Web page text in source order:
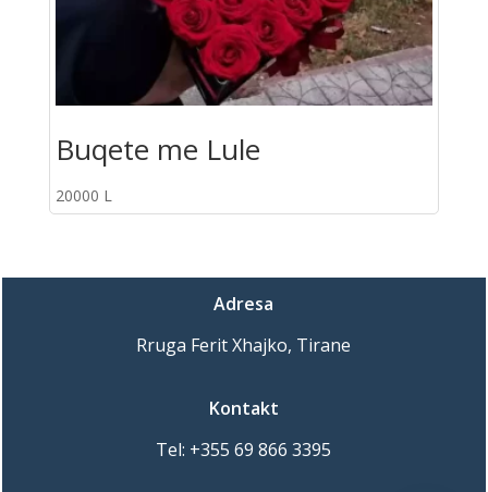
Buqete me Lule
20000 L
Adresa
Rruga Ferit Xhajko, Tirane
Kontakt
Tel: +355 69 866 3395